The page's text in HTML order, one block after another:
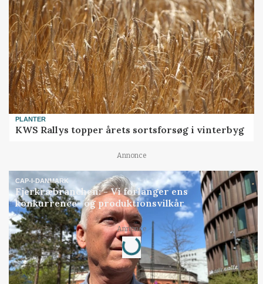
PLANTER
KWS Rallys topper årets sortsforsøg i vinterbyg
Annonce
CAP-I-DANMARK
Fjerkræbranchen: - Vi forlanger ens
konkurrence- og produktionsvilkår
Annonce
Loading...